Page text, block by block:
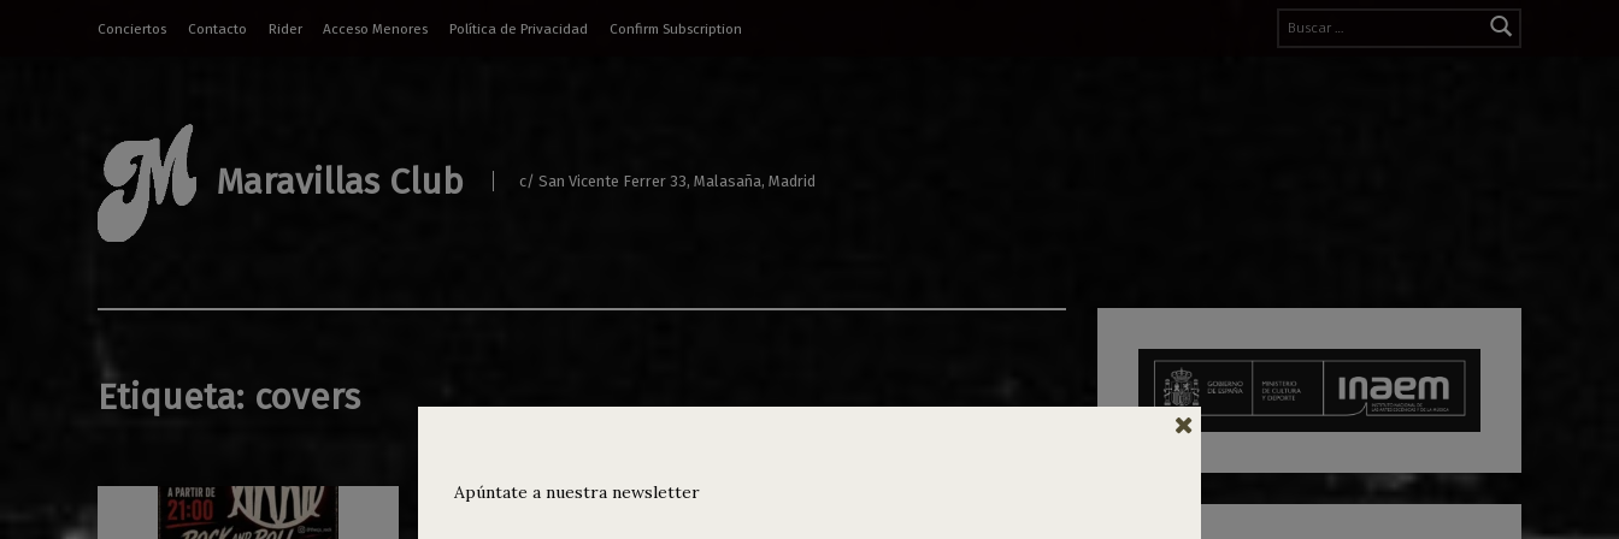
Buscar:
Conciertos
Contacto Rider Acceso Menores Política de Privacidad Confirm Subscription
Maravillas Club c/ San Vicente Ferrer 33, Malasaña, Madrid
Etiqueta: covers
Apúntate a nuestra newsletter